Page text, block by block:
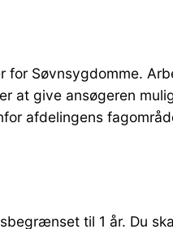
for Søvnsygdomme.
at give ansøgeren
afdelingens
til 1 år. Du